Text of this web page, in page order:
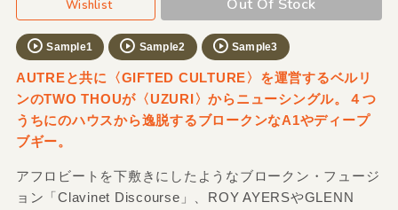
Wishlist Out Of Stock
Sample1 Sample2 Sample3
AUTREと共に〈GIFTED CULTURE〉を運営するベルリ
ンのTWO THOUが〈UZURI〉からニューシングル。４つ
うちにのハウスから逸脱するブロークンなA1やディープ
ブギー。
アフロビートを下敷きにしたようなブロークン・フュージ
ョン「Clavinet Discourse」、ROY AYERSやGLENN